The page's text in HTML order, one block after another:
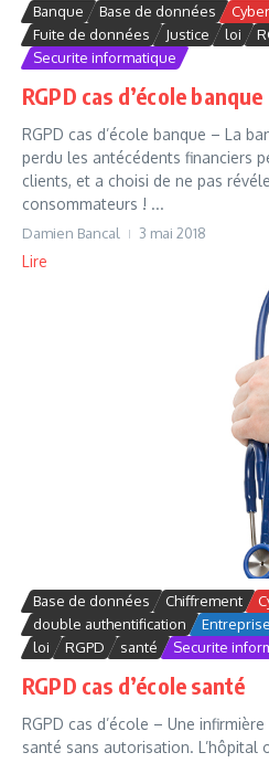
Banque Base de données
Fuite de données
Justice loi
Securite informatique
RGPD cas d’école banque
RGPD cas d’école banque – La
perdu les antécédents financiers
clients, et a choisi de ne pas
consommateurs ! ...
Damien Bancal 3 mai 2018
Lire
Base de données Chiffrement
double authentification
Entreprise
loi
RGPD santé Securite
RGPD cas d’école santé
RGPD cas d’école – Une
santé sans autorisation. L’hôpital